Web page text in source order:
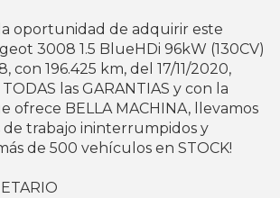
oportunidad de adquirir este
3008 1.5 BlueHDi 96kW (130CV)
con 196.425 km, del 17/11/2020,
las GARANTIAS y con la
ofrece BELLA MACHINA, llevamos
de trabajo ininterrumpidos y
de 500 vehículos en STOCK!